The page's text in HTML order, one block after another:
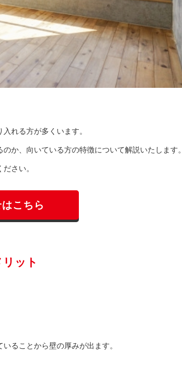
れる方が多くいます。
か、向いている方の特徴について解説いたします。
さい。
こちら
ット
ることから壁の厚みが出ます。